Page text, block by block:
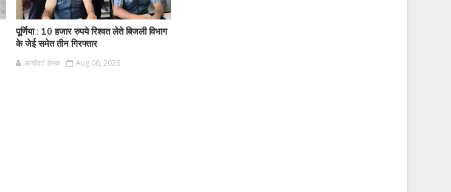
पूर्णिया : 10 हजार रुपये रिश्वत लेते बिजली विभाग
के जेई समेत तीन गिरफ्तार
आर्यावर्त डेस्क Aug 06, 2026